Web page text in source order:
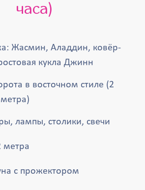
часа)
Жасмин, Аладдин, ковёр-
кукла Джинн
в восточном стиле (2
лампы, столики, свечи
метра
с прожектором